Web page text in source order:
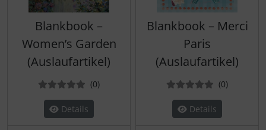
Blankbook –
Women’s Garden
(Auslaufartikel)
(0Bewertungen
)
Details
Blankbook – Merci
Paris
(Auslaufartikel)
(0)
Details